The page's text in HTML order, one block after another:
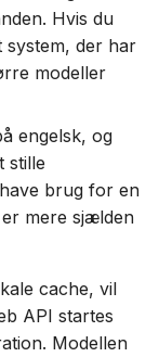
Hvis du
system, der har
modeller
engelsk, og
stille
brug for en
mere sjælden
cache, vil
API startes
Modellen